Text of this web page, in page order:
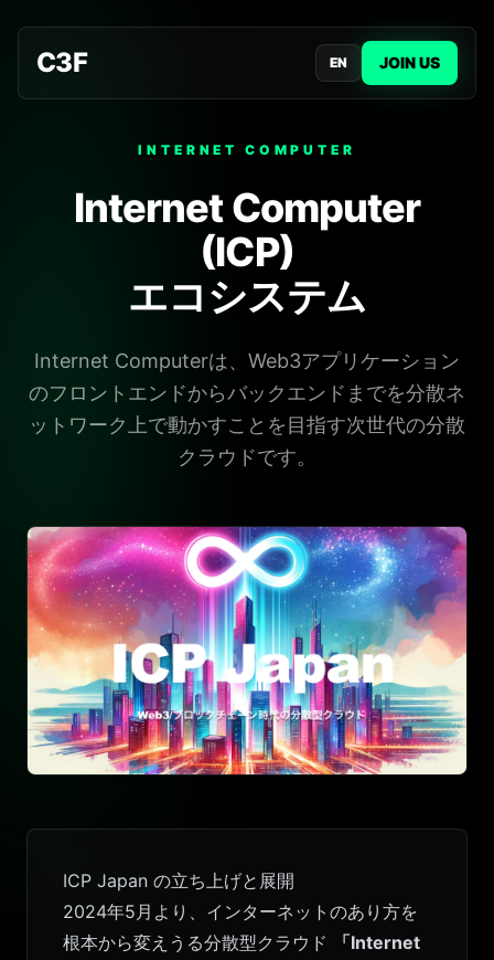
C3F EN JOIN US
INTERNET COMPUTER
Internet Computer
(ICP)
エコシステム
Internet Computerは、Web3アプリケーション
のフロントエンドからバックエンドまでを分散ネ
ットワーク上で動かすことを目指す次世代の分散
クラウドです。
ICP Japan の立ち上げと展開
2024年5月より、インターネットのあり方を
根本から変えうる分散型クラウド
「Internet